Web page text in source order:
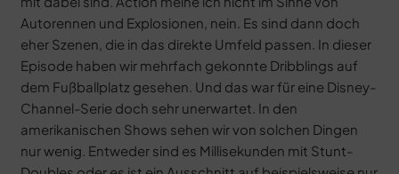
Autorennen und Explosionen, nein. Es sind dann doch
eher Szenen, die in das direkte Umfeld passen. In dieser
Episode haben wir mehrfach gekonnte Dribblings auf
dem Fußballplatz gesehen. Und das war für eine Disney-
Channel-Serie doch sehr unerwartet. In den
amerikanischen Shows sehen wir von solchen Dingen
nur wenig. Entweder sind es Millisekunden mit Stunt-